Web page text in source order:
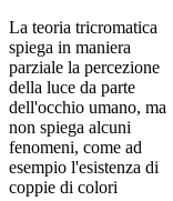
La teoria tricromatica
spiega in maniera
parziale la percezione
della luce da parte
dell'occhio umano, ma
non spiega alcuni
fenomeni, come ad
esempio l'esistenza di
coppie di colori